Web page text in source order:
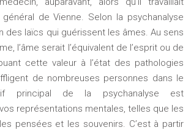
de Vienne. Selon la psychanalyse
des laïcs qui guérissent les âmes. Au sens
l’âme serait l’équivalent de l’esprit ou de
cette valeur à l’état des pathologies
de nombreuses personnes dans le
principal de la psychanalyse est
représentations mentales, telles que les
pensées et les souvenirs. C’est à partir